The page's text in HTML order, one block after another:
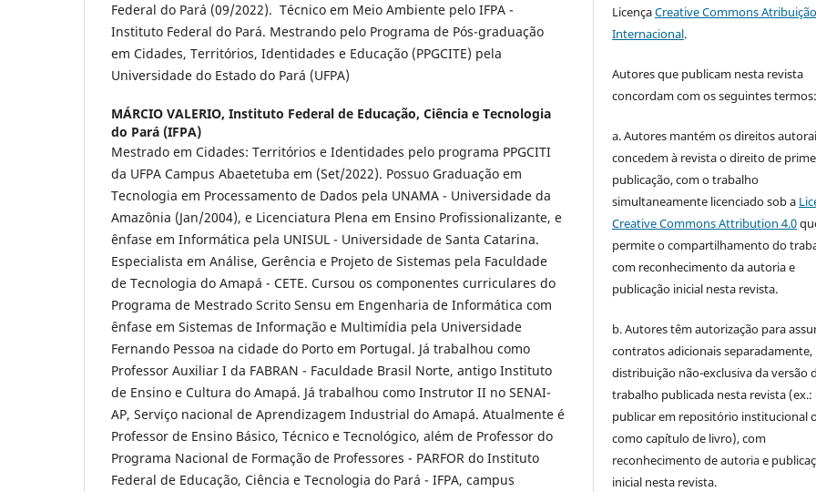
Federal do Pará (09/2022). Técnico em Meio Ambiente pelo IFPA -
Instituto Federal do Pará. Mestrando pelo Programa de Pós-graduação
em Cidades, Territórios, Identidades e Educação (PPGCITE) pela
Universidade do Estado do Pará (UFPA)
MÁRCIO VALERIO, Instituto Federal de Educação, Ciência e Tecnologia
do Pará (IFPA)
Mestrado em Cidades: Territórios e Identidades pelo programa PPGCITI
da UFPA Campus Abaetetuba em (Set/2022). Possuo Graduação em
Tecnologia em Processamento de Dados pela UNAMA - Universidade da
Amazônia (Jan/2004), e Licenciatura Plena em Ensino Profissionalizante, e
ênfase em Informática pela UNISUL - Universidade de Santa Catarina.
Especialista em Análise, Gerência e Projeto de Sistemas pela Faculdade
de Tecnologia do Amapá - CETE. Cursou os componentes curriculares do
Programa de Mestrado Scrito Sensu em Engenharia de Informática com
ênfase em Sistemas de Informação e Multimídia pela Universidade
Fernando Pessoa na cidade do Porto em Portugal. Já trabalhou como
Professor Auxiliar I da FABRAN - Faculdade Brasil Norte, antigo Instituto
de Ensino e Cultura do Amapá. Já trabalhou como Instrutor II no SENAI-
AP, Serviço nacional de Aprendizagem Industrial do Amapá. Atualmente é
Professor de Ensino Básico, Técnico e Tecnológico, além de Professor do
Programa Nacional de Formação de Professores - PARFOR do Instituto
Federal de Educação, Ciência e Tecnologia do Pará - IFPA, campus
LicençaCreative Commons
Internacional.
Autores que publicam nesta revista
concordam com os seguintes termos:
a. Autores mantém os direitos
concedem à revista o direito de
publicação, com o trabalho
simultaneamente licenciado sob a
Creative Commons Attribution 4.0
permite o compartilhamento do
com reconhecimento da autoria e
publicação inicial nesta revista.
b. Autores têm autorização para
contratos adicionais separadamente,
distribuição não-exclusiva da versão
trabalho publicada nesta revista (ex.:
publicar em repositório institucional
como capítulo de livro), com
reconhecimento de autoria e
inicial nesta revista.